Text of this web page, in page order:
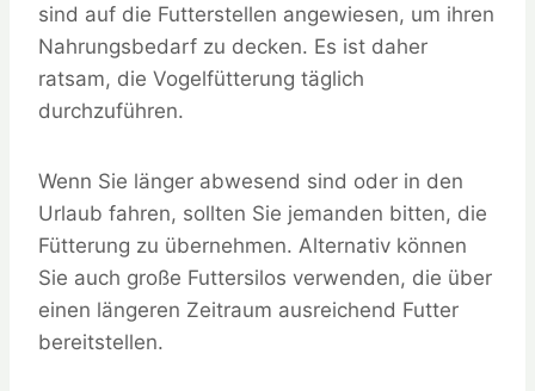
sind auf die Futterstellen angewiesen, um ihren
Nahrungsbedarf zu decken. Es ist daher
ratsam, die Vogelfütterung täglich
durchzuführen.
Wenn Sie länger abwesend sind oder in den
Urlaub fahren, sollten Sie jemanden bitten, die
Fütterung zu übernehmen. Alternativ können
Sie auch große Futtersilos verwenden, die über
einen längeren Zeitraum ausreichend Futter
bereitstellen.